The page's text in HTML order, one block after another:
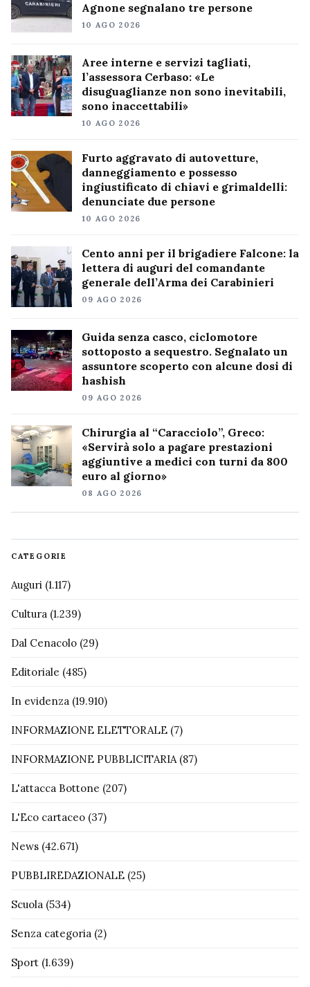
Agnone segnalano tre persone
10 AGO 2026
Aree interne e servizi tagliati,
l’assessora Cerbaso: «Le
disuguaglianze non sono inevitabili,
sono inaccettabili»
10 AGO 2026
Furto aggravato di autovetture,
danneggiamento e possesso
ingiustificato di chiavi e grimaldelli:
denunciate due persone
10 AGO 2026
Cento anni per il brigadiere Falcone: la
lettera di auguri del comandante
generale dell’Arma dei Carabinieri
09 AGO 2026
Guida senza casco, ciclomotore
sottoposto a sequestro. Segnalato un
assuntore scoperto con alcune dosi di
hashish
09 AGO 2026
Chirurgia al “Caracciolo”, Greco:
«Servirà solo a pagare prestazioni
aggiuntive a medici con turni da 800
euro al giorno»
08 AGO 2026
CATEGORIE
Auguri (1.117)
Cultura (1.239)
Dal Cenacolo (29)
Editoriale (485)
In evidenza (19.910)
INFORMAZIONE ELETTORALE (7)
INFORMAZIONE PUBBLICITARIA (87)
L'attacca Bottone (207)
L'Eco cartaceo (37)
News (42.671)
PUBBLIREDAZIONALE (25)
Scuola (534)
Senza categoria (2)
Sport (1.639)